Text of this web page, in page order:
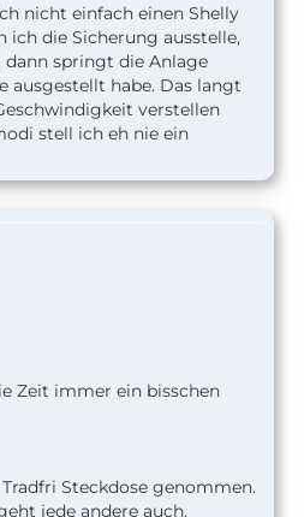
nicht einfach einen Shelly
ich die Sicherung ausstelle,
dann springt die Anlage
ausgestellt habe. Das langt
verstellen
stell ich eh nie ein
Zeit immer ein bisschen
Steckdose genommen.
jede andere auch.